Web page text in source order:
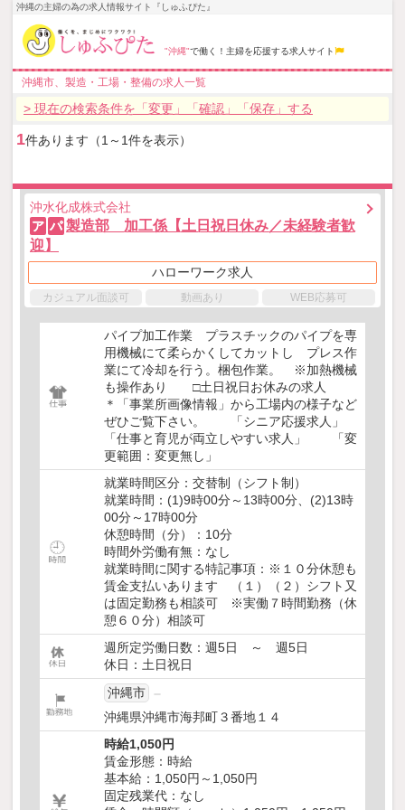
沖縄の主婦の為の求人情報サイト『しゅふぴた』
"沖縄"で働く！主婦を応援する求人サイト
沖縄市、製造・工場・整備の求人一覧
> 現在の検索条件を「変更」「確認」「保存」する
1件あります（1～1件を表示）
沖水化成株式会社
ア パ 製造部 加工係【土日祝日休み／未経験者歓
迎】
ハローワーク求人
カジュアル面談可 動画あり WEB応募可
パイプ加工作業 プラスチックのパイプを専
用機械にて柔らかくしてカットし プレス作
業にて冷却を行う。梱包作業。 ※加熱機械
も操作あり □土日祝日お休みの求人
＊「事業所画像情報」から工場内の様子など
ぜひご覧下さい。 「シニア応援求人」
「仕事と育児が両立しやすい求人」 「変
更範囲：変更無し」
就業時間区分：交替制（シフト制）
就業時間：(1)9時00分～13時00分、(2)13時
00分～17時00分
休憩時間（分）：10分
時間外労働有無：なし
就業時間に関する特記事項：※１０分休憩も
賃金支払いあります （１）（２）シフト又
は固定勤務も相談可 ※実働７時間勤務（休
憩６０分）相談可
週所定労働日数：週5日 ～ 週5日
休日：土日祝日
沖縄市
沖縄県沖縄市海邦町３番地１４
時給1,050円
賃金形態：時給
基本給：1,050円～1,050円
固定残業代：なし